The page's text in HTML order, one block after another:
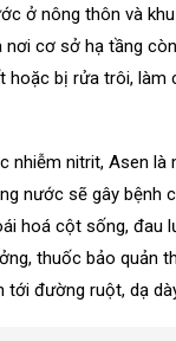
ở nông thôn và
cơ sở hạ tầng
hoặc bị rửa trôi,
nhiễm nitrit, Asen
nước sẽ gây bệnh
hoá cột sống,
thuốc bảo quản
tới đường ruột, dạ